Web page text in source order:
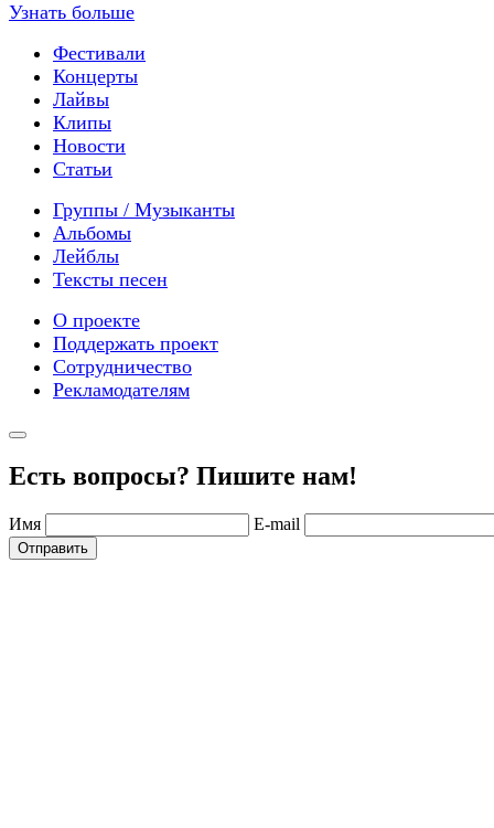
Узнать больше
Фестивали
Концерты
Лайвы
Клипы
Новости
Статьи
Группы / Музыканты
Альбомы
Лейблы
Тексты песен
О проекте
Поддержать проект
Сотрудничество
Рекламодателям
Есть вопросы? Пишите нам!
Имя E-mail